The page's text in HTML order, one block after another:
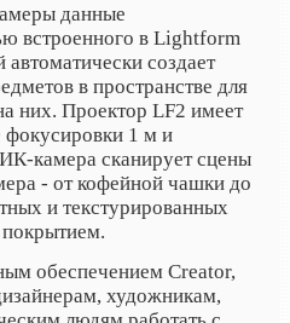
данные
встроенного в Lightform
создает
в пространстве для
них. Проектор LF2 имеет
фокусировки 1 м и
камера сканирует сцены
- от кофейной чашки до
и текстурированных
обеспечением Creator,
художникам,